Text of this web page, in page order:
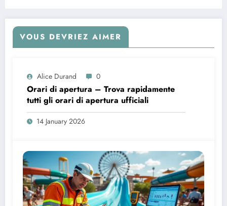
VOUS DEVRIEZ AIMER
Alice Durand 0
Orari di apertura – Trova rapidamente
tutti gli orari di apertura ufficiali
14 January 2026